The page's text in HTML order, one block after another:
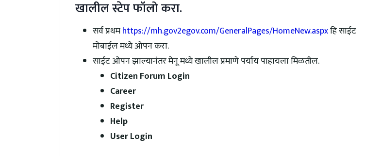
खालील स्टेप फॉलो करा.
सर्व प्रथमhttps://mh.gov2egov.com/GeneralPages/HomeNew.aspxहि साईट
मोबाईल मध्ये ओपन करा.
साईट ओपन झाल्यानंतर मेनू मध्ये खालील प्रमाणे पर्याय पाहायला मिळतील.
Citizen Forum Login
Career
Register
Help
User Login